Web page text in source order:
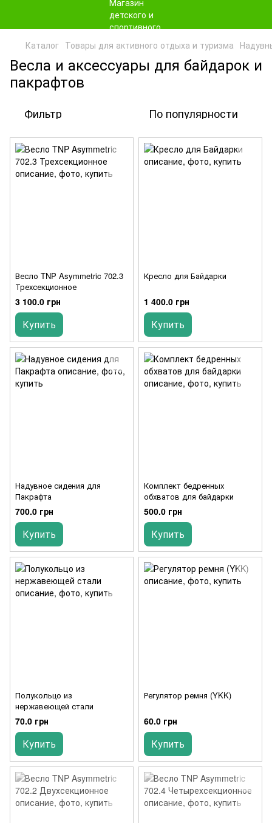
Каталог Товары для активного отдыха и туризма
Весла и аксессуары для байдарок и
пакрафтов
Фильтр По популярности
Весло TNP Asymmetric 702.3
Трехсекционное
3 100.0 грн
Купить
Кресло для Байдарки
1 400.0 грн
Купить
Надувное сидения для
Пакрафта
700.0 грн
Купить
Комплект бедренных
обхватов для байдарки
500.0 грн
Купить
Полукольцо из
нержавеющей стали
70.0 грн
Купить
Регулятор ремня (YKK)
60.0 грн
Купить